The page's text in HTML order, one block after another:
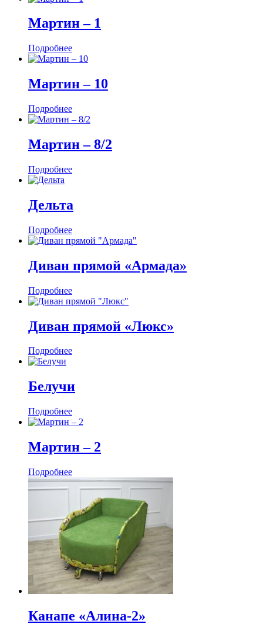
Мартин ‒ 1
Подробнее
Мартин ‒ 10
Подробнее
Мартин ‒ 8/2
Подробнее
Дельта
Подробнее
Диван прямой «Армада»
Подробнее
Диван прямой «Люкс»
Подробнее
Белучи
Подробнее
Мартин ‒ 2
Подробнее
Канапе «Алина-2»